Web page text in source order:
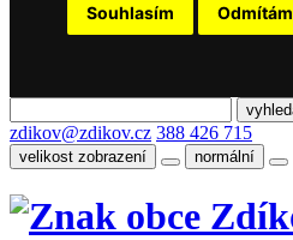
Souhlasím Odmítám
zdikov@zdikov.cz 388 426 715
velikost zobrazení normální